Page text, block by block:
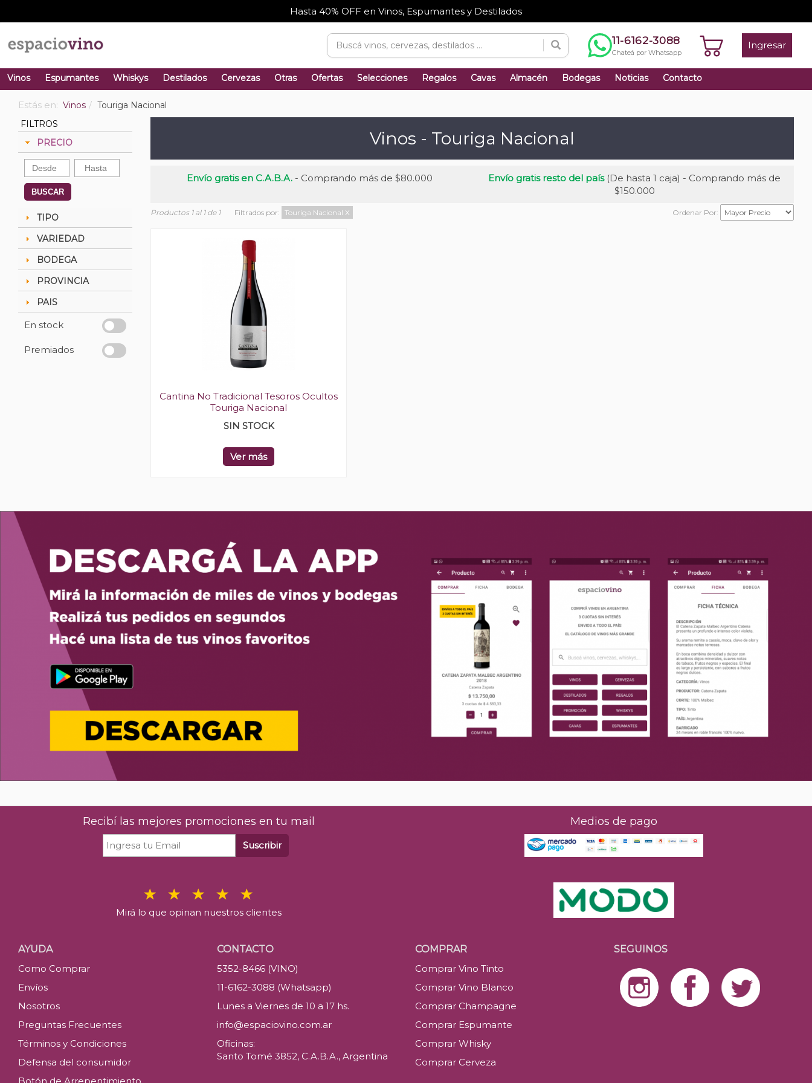
Hasta 40% OFF en Vinos, Espumantes y Destilados
11-6162-3088
Chateá por Whatsapp
Ingresar
Vinos Espumantes Whiskys Destilados Cervezas Otras Ofertas Selecciones Regalos Cavas Almacén Bodegas Noticias Contacto
Estás en: Vinos
Touriga Nacional
FILTROS
PRECIO
BUSCAR
TIPO
VARIEDAD
BODEGA
PROVINCIA
PAIS
En stock
Premiados
Vinos - Touriga Nacional
Envío gratis en C.A.B.A. - Comprando más de $80.000 Envío gratis resto del país(De hasta 1 caja) - Comprando más de
$150.000
Productos 1 al 1 de 1 Filtrados por: Touriga Nacional X Ordenar Por:
Cantina No Tradicional Tesoros Ocultos
Touriga Nacional
SIN STOCK
Ver más
Recibí las mejores promociones en tu mail
Suscribir
Mirá lo que opinan nuestros clientes
Medios de pago
AYUDA
Como Comprar
Envíos
Nosotros
Preguntas Frecuentes
Términos y Condiciones
Defensa del consumidor
CONTACTO
5352-8466 (VINO)
11-6162-3088 (Whatsapp)
Lunes a Viernes de 10 a 17 hs.
info@espaciovino.com.ar
Oficinas:
Santo Tomé 3852, C.A.B.A., Argentina
COMPRAR
Comprar Vino Tinto
Comprar Vino Blanco
Comprar Champagne
Comprar Espumante
Comprar Whisky
Comprar Cerveza
SEGUINOS